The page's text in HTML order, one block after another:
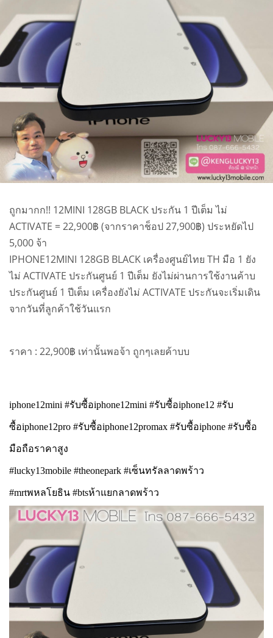
ถูกมากก!! 12MINI 128GB BLACK ประกัน 1 ปีเต็ม ไม่
ACTIVATE = 22,900฿ (จากราคาช็อป 27,900฿) ประหยัดไป
5,000 จ้า
IPHONE12MINI 128GB BLACK เครื่องศูนย์ไทย TH มือ 1 ยัง
ไม่ ACTIVATE ประกันศูนย์ 1 ปีเต็ม ยังไม่ผ่านการใช้งานค้าบ
ประกันศูนย์ 1 ปีเต็ม เครื่องยังไม่ ACTIVATE ประกันจะเริ่มเดิน
จากวันที่ลูกค้าใช้วันแรก
ราคา : 22,900฿ เท่านั้นพอจ้า ถูกๆเลยค้าบบ
iphone12mini #รับซื้อiphone12mini #รับซื้อiphone12 #รับ
ซื้อiphone12pro #รับซื้อiphone12promax #รับซื้อiphone #รับซื้อ
มือถือราคาสูง
#lucky13mobile #theonepark #เซ็นทรัลลาดพร้าว
#mrtพหลโยธิน #btsห้าแยกลาดพร้าว